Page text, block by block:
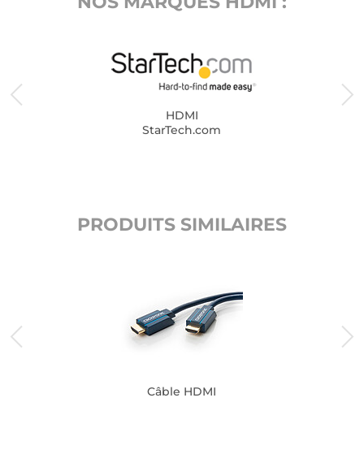
HDMI
StarTech.com
PRODUITS SIMILAIRES
Câble HDMI